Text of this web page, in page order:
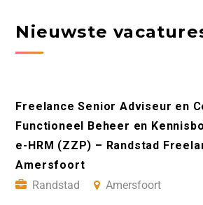
Nieuwste
Freelance Senior Adviseur en
Functioneel Beheer en
e-HRM (ZZP) – Randstad
Amersfoort
Randstad
Amersfoort